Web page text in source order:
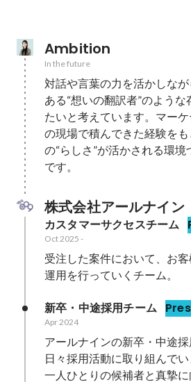
Ambition
In the future
対話や言葉の力を活かしな
ある“想いの翻訳者”のよう
たいと考えています。マー
の現場で積んできた経験を
の“らしさ”が活かされる環
です。
株式会社アールナイン
カスタマーサクセスチーム
Oct 2025 -
受注した案件において、お
運用を行っていくチーム。
新卒・中途採用チーム
Apr 2024
アールナインの新卒・中途採
日々採用活動に取り組んでい
一人ひとりの候補者と真摯